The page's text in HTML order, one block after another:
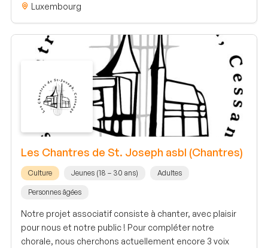
Luxembourg
Les Chantres de St. Joseph asbl (Chantres)
Culture Jeunes (18 – 30 ans) Adultes
Personnes âgées
Notre projet associatif consiste à chanter, avec plaisir
pour nous et notre public ! Pour compléter notre
chorale, nous cherchons actuellement encore 3 voix